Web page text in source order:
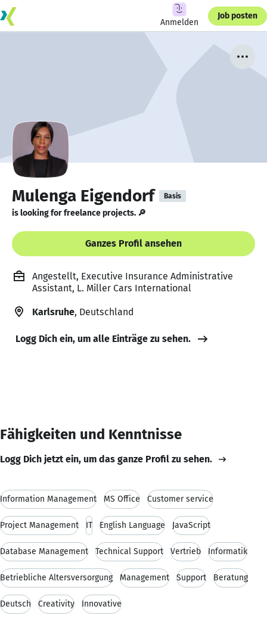
Anmelden
Job posten
Mulenga Eigendorf Basis
is looking for freelance projects. 🔎
Ganzes Profil ansehen
Angestellt, Executive Insurance Administrative
Assistant, L. Miller Cars International
Karlsruhe, Deutschland
Logg Dich ein, um alle Einträge zu sehen.
Fähigkeiten und Kenntnisse
Logg Dich jetzt ein, um das ganze Profil zu sehen.
Information Management MS Office Customer service
Project Management IT English Language JavaScript
Database Management Technical Support Vertrieb Informatik
Betriebliche Altersversorgung Management Support Beratung
Deutsch Creativity Innovative